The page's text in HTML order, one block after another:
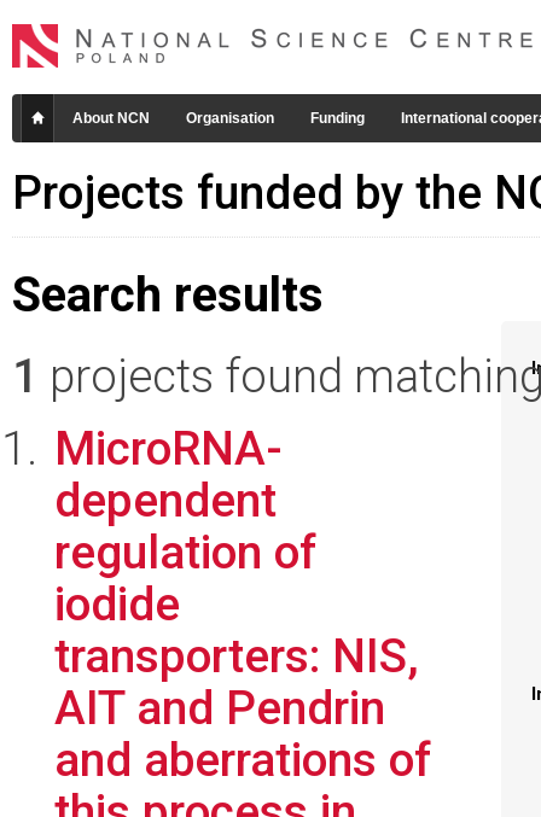
About NCN Organisation Funding International
Projects funded by the
Search results
1 projects found
MicroRNA-
dependent
regulation of
iodide
transporters: NIS,
AIT and Pendrin
and aberrations of